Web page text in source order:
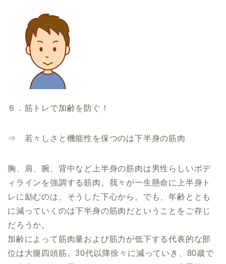
６．筋トレで加齢を防ぐ！
⇒ 若々しさと機能性を保つのは下半身の筋肉
胸、肩、腕、背中など上半身の筋肉は男性らしいボデ
ィラインを強調する筋肉。我々が一生懸命に上半身ト
レに励むのは、そうした下心から。でも、年齢ととも
に減っていくのは下半身の筋肉だということをご存じ
だろうか。
加齢によって筋肉量および筋力が低下する代表的な部
位は大腿四頭筋。30代以降徐々に減っていき、80歳で